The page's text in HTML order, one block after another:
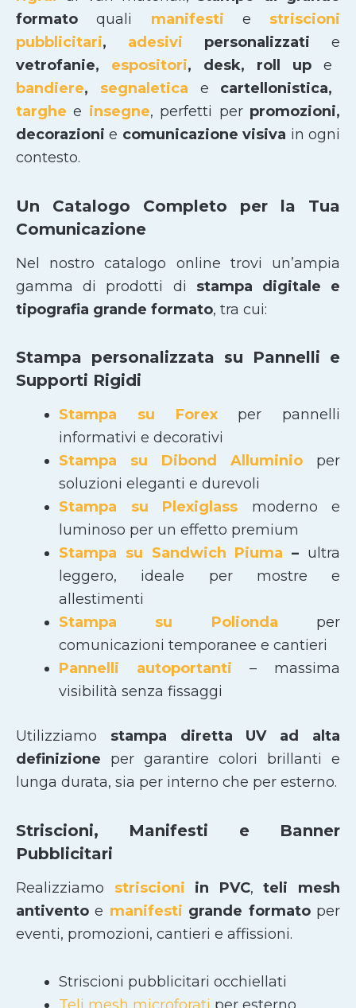
formatoquali manifesti e striscioni
pubblicitari, adesivi personalizzati e
vetrofanie, espositori, desk, roll up e
bandiere, segnaletica e cartellonistica,
targhee insegne, perfetti per promozioni,
decorazionie comunicazione visiva in ogni
contesto.
Un Catalogo Completo per la Tua
Comunicazione
Nel nostro catalogo online trovi un’ampia
gamma di prodotti di stampa digitale e
tipografia grande formato, tra cui:
Stampa personalizzata su Pannelli e
Supporti Rigidi
Stampa su Forexper pannelli
informativi e decorativi
Stampa su Dibond Alluminio per
soluzioni eleganti e durevoli
Stampa su Plexiglass moderno e
luminoso per un effetto premium
Stampa su Sandwich Piuma – ultra
leggero, ideale per mostre e
allestimenti
Stampa su Polionda per
comunicazioni temporanee e cantieri
Pannelli autoportanti – massima
visibilità senza fissaggi
Utilizziamo stampa diretta UV ad alta
definizione per garantire colori brillanti e
lunga durata, sia per interno che per esterno.
Striscioni, Manifesti e Banner
Pubblicitari
Realizziamo striscioni in PVC,teli mesh
antivento e manifesti grande formatoper
eventi, promozioni, cantieri e affissioni.
Striscioni pubblicitari occhiellati